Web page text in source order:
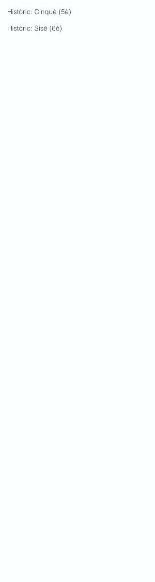
Històric: Cinquè (5è)
Històric: Sisè (6è)